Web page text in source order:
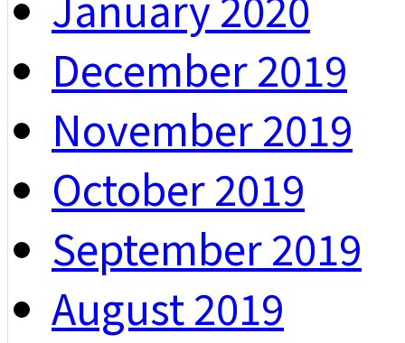
December 2019
November 2019
October 2019
September 2019
August 2019